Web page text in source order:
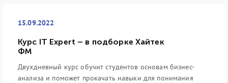
15.09.2022
Курс IT Expert – в подборке Хайтек
ФМ
Двухдневный курс обучит студентов основам бизнес-
анализа и поможет прокачать навыки для понимания